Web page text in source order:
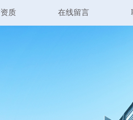
质 在线留言